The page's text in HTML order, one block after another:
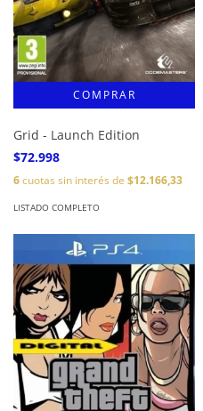
Grid - Launch Edition
$72.998
6cuotas sin interés de $12.166,33
LISTADO COMPLETO